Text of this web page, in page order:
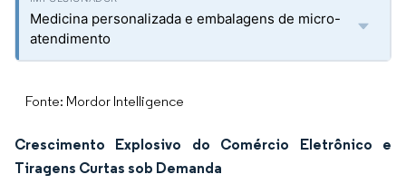
Medicina personalizada e embalagens de micro-
atendimento
Fonte: Mordor Intelligence
Crescimento Explosivo do Comércio Eletrônico e
Tiragens Curtas sob Demanda